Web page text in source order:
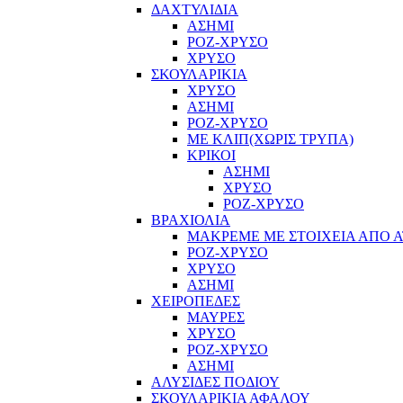
ΔΑΧΤΥΛΙΔΙΑ
ΑΣΗΜΙ
ΡΟΖ-ΧΡΥΣΟ
ΧΡΥΣΟ
ΣΚΟΥΛΑΡΙΚΙΑ
ΧΡΥΣΟ
ΑΣΗΜΙ
ΡΟΖ-ΧΡΥΣΟ
ΜΕ ΚΛΙΠ(ΧΩΡΙΣ ΤΡΥΠΑ)
ΚΡΙΚΟΙ
ΑΣΗΜΙ
ΧΡΥΣΟ
ΡΟΖ-ΧΡΥΣΟ
ΒΡΑΧΙΟΛΙΑ
ΜΑΚΡΕΜΕ ΜΕ ΣΤΟΙΧΕΙΑ ΑΠΟ
ΡΟΖ-ΧΡΥΣΟ
ΧΡΥΣΟ
ΑΣΗΜΙ
ΧΕΙΡΟΠΕΔΕΣ
ΜΑΥΡΕΣ
ΧΡΥΣΟ
ΡΟΖ-ΧΡΥΣΟ
ΑΣΗΜΙ
ΑΛΥΣΙΔΕΣ ΠΟΔΙΟΥ
ΣΚΟΥΛΑΡΙΚΙΑ ΑΦΑΛΟΥ